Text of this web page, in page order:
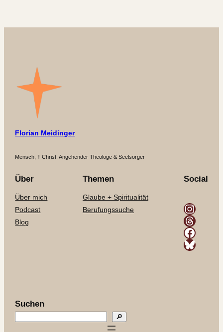
Florian Meidinger
Mensch, † Christ, Angehender Theologe & Seelsorger
Über
Über mich
Podcast
Blog
Themen
Glaube + Spiritualität
Berufungssuche
Social
Instagram
Threads
Facebook
Bluesky
Suchen
🔎